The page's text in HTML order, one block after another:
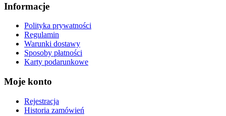
Informacje
Polityka prywatności
Regulamin
Warunki dostawy
Sposoby płatności
Karty podarunkowe
Moje konto
Rejestracja
Historia zamówień